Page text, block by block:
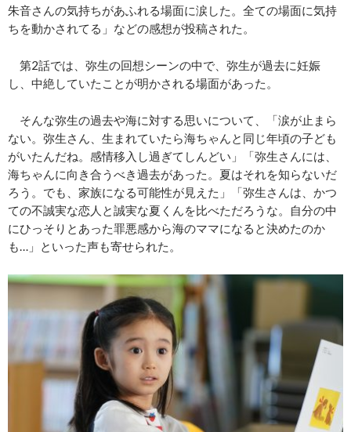
朱音さんの気持ちがあふれる場面に涙した。全ての場面に気持
ちを動かされてる」などの感想が投稿された。
第2話では、弥生の回想シーンの中で、弥生が過去に妊娠
し、中絶していたことが明かされる場面があった。
そんな弥生の過去や海に対する思いについて、「涙が止まら
ない。弥生さん、生まれていたら海ちゃんと同じ年頃の子ども
がいたんだね。感情移入し過ぎてしんどい」「弥生さんには、
海ちゃんに向き合うべき過去があった。夏はそれを知らないだ
ろう。でも、家族になる可能性が見えた」「弥生さんは、かつ
ての不誠実な恋人と誠実な夏くんを比べただろうな。自分の中
にひっそりとあった罪悪感から海のママになると決めたのか
も…」といった声も寄せられた。